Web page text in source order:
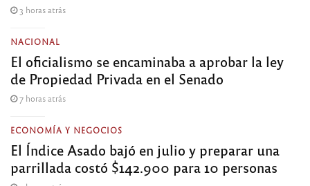
3 horas atrás
NACIONAL
El oficialismo se encaminaba a aprobar la ley
de Propiedad Privada en el Senado
7 horas atrás
ECONOMÍA Y NEGOCIOS
El Índice Asado bajó en julio y preparar una
parrillada costó $142.900 para 10 personas